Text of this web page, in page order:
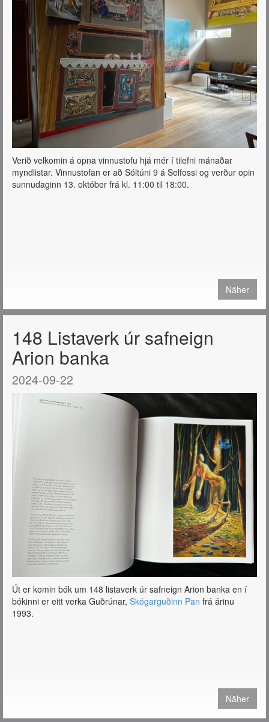
Verið velkomin á opna vinnustofu hjá mér í tilefni mánaðar
myndlistar. Vinnustofan er að Sóltúni 9 á Selfossi og verður opin
sunnudaginn 13. október frá kl. 11:00 til 18:00.
Näher
148 Listaverk úr safneign
Arion banka
2024-09-22
Út er komin bók um 148 listaverk úr safneign Arion banka en í
bókinni er eitt verka Guðrúnar, Skógarguðinn Pan frá árinu
1993.
Näher